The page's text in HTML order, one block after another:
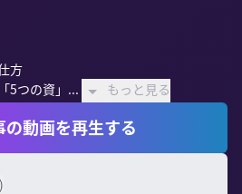
方
5つの資」...
もっと見る
の動画を再生する
)